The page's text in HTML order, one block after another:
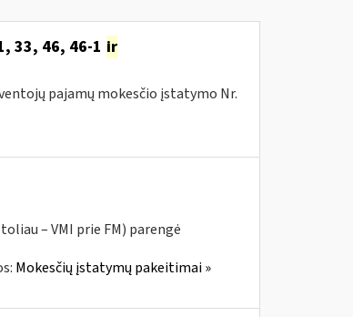
33, 46, 46-1 ir
pajamų mokesčio įstatymo Nr.
– VMI prie FM) parengė
Mokesčių įstatymų pakeitimai »